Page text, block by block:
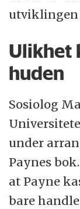
utviklingen
Ulikhet
huden
Sosiolog
under
Paynes
at Payne
bare